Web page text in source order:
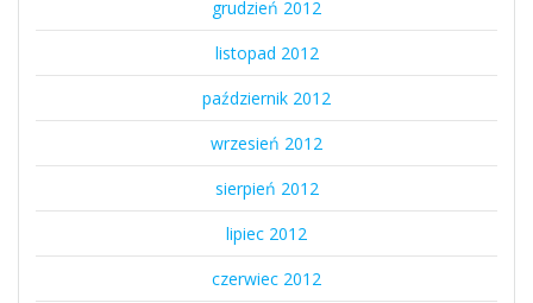
grudzień 2012
listopad 2012
październik 2012
wrzesień 2012
sierpień 2012
lipiec 2012
czerwiec 2012